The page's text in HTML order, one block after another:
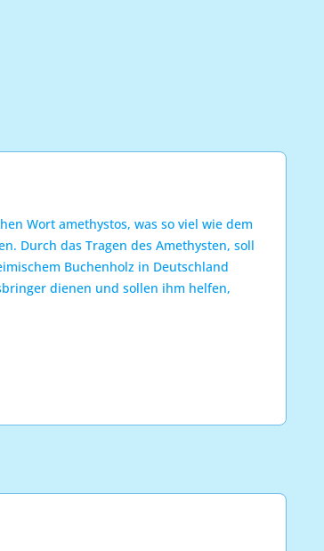
Wort amethystos, was so viel wie dem
Durch das Tragen des Amethysten, soll
Buchenholz in Deutschland
dienen und sollen ihm helfen,